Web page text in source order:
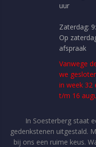
uur
Zaterdag:
Op
afspraak
Vanwege
we
in week 32
t/m 16
In Soesterberg staat
gedenkstenen uitgestald.
bij ons een ruime keus.